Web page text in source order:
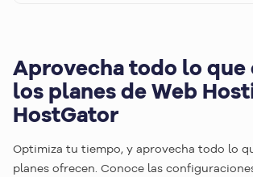
Aprovecha todo lo que
los planes de Web
HostGator
Optimiza tu tiempo, y aprovecha todo lo
planes ofrecen. Conoce las